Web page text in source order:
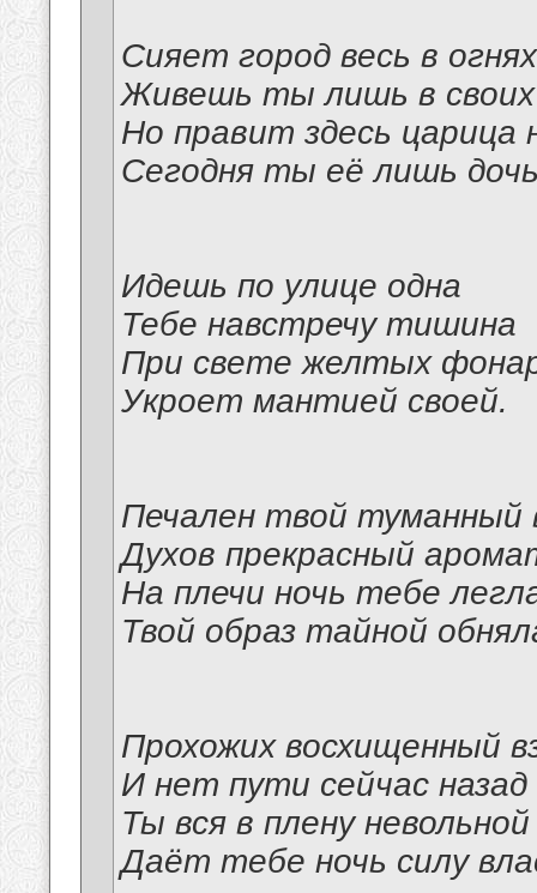
Сияет город весь в огнях
Живешь ты лишь в
Но правит здесь царица
Сегодня ты её лишь
Идешь по улице одна
Тебе навстречу тишина
При свете желтых
Укроет мантией своей.
Печален твой туманный
Духов прекрасный
На плечи ночь тебе
Твой образ тайной
Прохожих восхищенный
И нет пути сейчас назад
Ты вся в плену
Даёт тебе ночь силу